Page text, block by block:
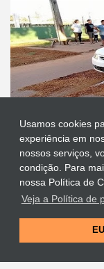
Usamos cookies
experiência em
nossos serviços,
condição. Para
nossa Política de
Veja a Política de
Protestante
se revoltam
Site Oficial da